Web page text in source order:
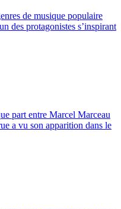
de musique populaire
des protagonistes s’inspirant
part entre Marcel Marceau
a vu son apparition dans le